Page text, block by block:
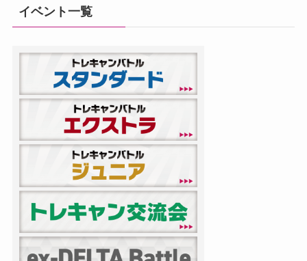
イベント一覧